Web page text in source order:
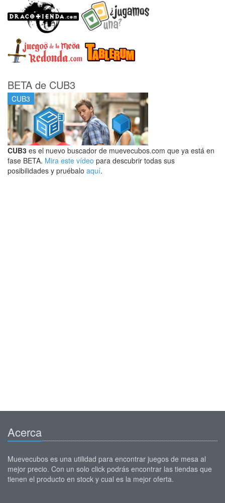
BETA de CUB3
CUB3
CUB3 es el nuevo buscador de muevecubos.com que ya está en
fase BETA. Mira este vídeo para descubrir todas sus
posibilidades y pruébalo aquí.
Acerca
Muevecubos es una utilidad para encontrar juegos de mesa al
mejor precio. Con un solo click podrás encontrar las tiendas que
tienen el producto en stock y cual es la mejor oferta.